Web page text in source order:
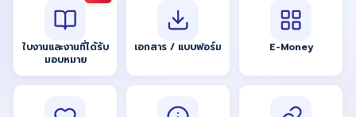
ใบงานและงานที่ได้รับ
มอบหมาย
เอกสาร / แบบฟอร์ม E-Money